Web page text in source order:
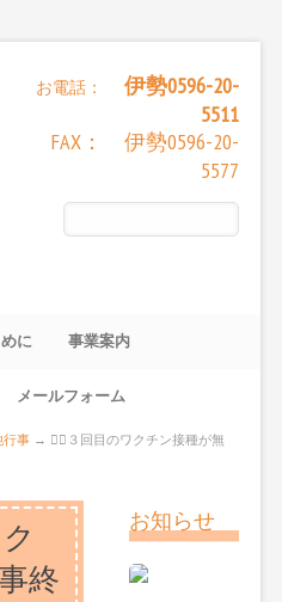
お電話：
伊勢0596-20-
5511
FAX： 伊勢0596-20-
5577
に 事業案内
メールフォーム
行事 → 👨‍⚕️３回目のワクチン接種が無
終
お知らせ